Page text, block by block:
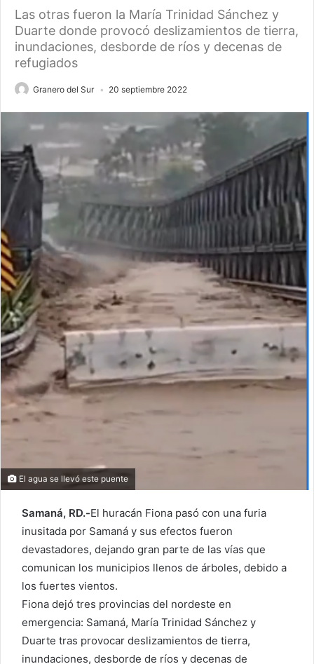
Las otras fueron la María Trinidad Sánchez y
Duarte donde provocó deslizamientos de tierra,
inundaciones, desborde de ríos y decenas de
refugiados
Granero del Sur 20 septiembre 2022
El agua se llevó este puente
Samaná, RD.-El huracán Fiona pasó con una furia
inusitada por Samaná y sus efectos fueron
devastadores, dejando gran parte de las vías que
comunican los municipios llenos de árboles, debido a
los fuertes vientos.
Fiona dejó tres provincias del nordeste en
emergencia: Samaná, María Trinidad Sánchez y
Duarte tras provocar deslizamientos de tierra,
inundaciones, desborde de ríos y decenas de